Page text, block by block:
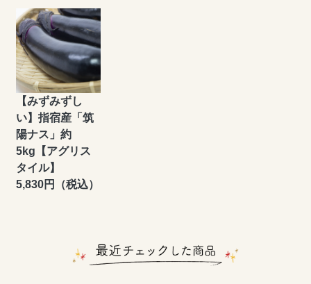
【みずみずし
い】指宿産「筑
陽ナス」約
5kg【アグリス
タイル】
5,830円（税込）